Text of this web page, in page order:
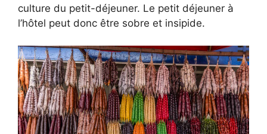
culture du petit-déjeuner. Le petit déjeuner à
l’hôtel peut donc être sobre et insipide.